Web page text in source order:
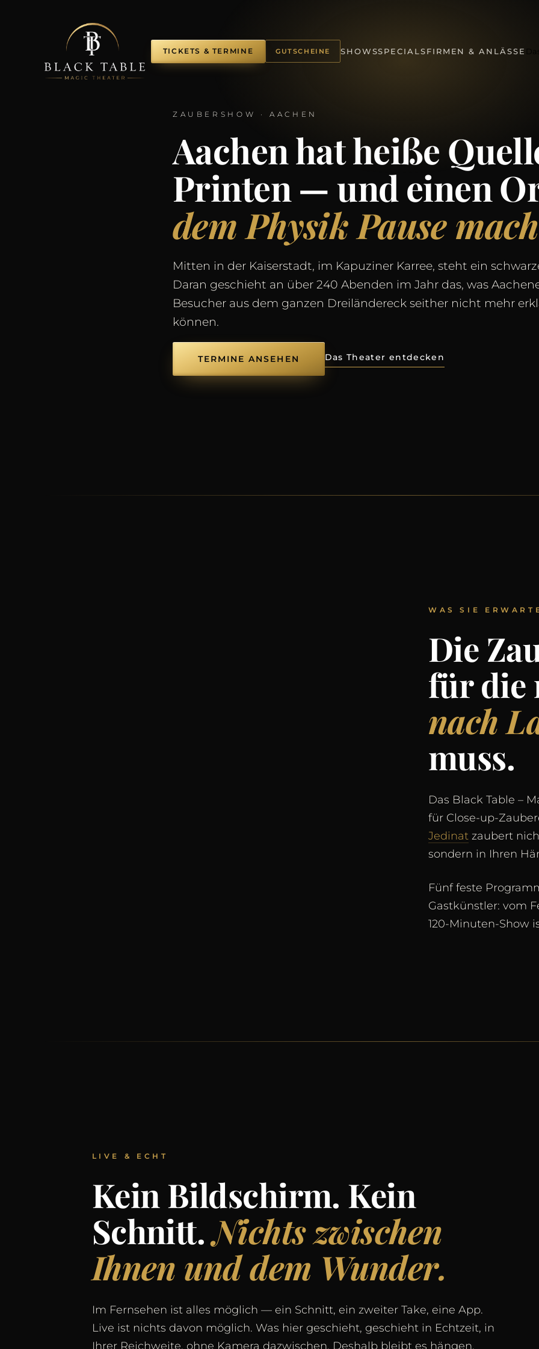
TICKETS & TERMINE GUTSCHEINE SHOWSSPECIALS FIRMEN & ANLÄSSE
ZAUBERSHOW · AACHEN
Aachen hat heiße
Printen — und einen
dem Physik Pause
Mitten in der Kaiserstadt, im Kapuziner Karree, steht ein
Daran geschieht an über 240 Abenden im Jahr das, was
Besucher aus dem ganzen Dreiländereck seither nicht mehr
können.
TERMINE ANSEHEN Das Theater entdecken
WAS SIE
Die
für die
nach
muss.
Das Black Table –
für Close-up-
Jedinat zaubert
sondern in Ihren
Fünf feste
Gastkünstler: vom
120-Minuten-Show
LIVE & ECHT
Kein Bildschirm. Kein
Schnitt.Nichts zwischen
Ihnen und dem Wunder.
Im Fernsehen ist alles möglich — ein Schnitt, ein zweiter Take, eine App.
Live ist nichts davon möglich. Was hier geschieht, geschieht in Echtzeit, in
Ihrer Reichweite, ohne Kamera dazwischen. Deshalb bleibt es hängen.